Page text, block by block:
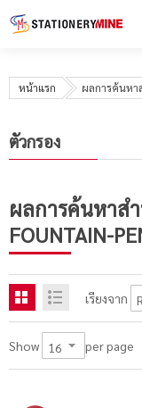
หน้าแรก ผลการค้นหา
ผลการค้นหาสำ
FOUNTAIN-
เรียงจาก
Show per page
ตัวกรอง